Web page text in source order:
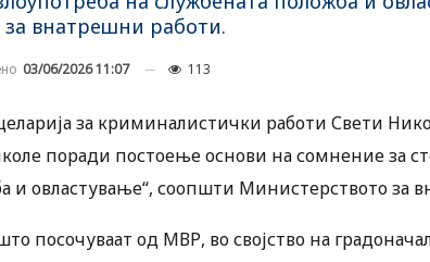
внатрешни работи.
03/06/2026 11:07 113
за криминалистички работи Свети
поради постоење основи на сомнение за
и овластување“, соопшти Министерството за
посочуваат од МВР, во својство на